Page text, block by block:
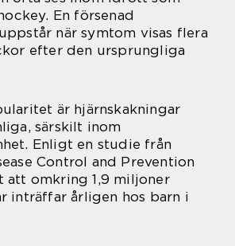
En försenad
när symtom visas flera
efter den ursprungliga
är hjärnskakningar
särskilt inom
Enligt en studie från
Control and Prevention
att omkring 1,9 miljoner
inträffar årligen hos barn i